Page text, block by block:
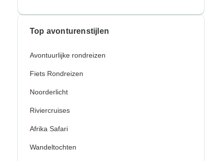
Top avonturenstijlen
Avontuurlijke rondreizen
Fiets Rondreizen
Noorderlicht
Riviercruises
Afrika Safari
Wandeltochten